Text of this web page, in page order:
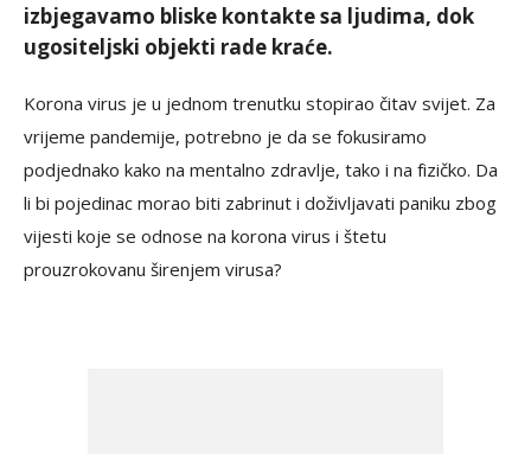
izbjegavamo bliske kontakte sa ljudima, dok
ugositeljski objekti rade kraće.
Korona virus je u jednom trenutku stopirao čitav svijet. Za
vrijeme pandemije, potrebno je da se fokusiramo
podjednako kako na mentalno zdravlje, tako i na fizičko. Da
li bi pojedinac morao biti zabrinut i doživljavati paniku zbog
vijesti koje se odnose na korona virus i štetu
prouzrokovanu širenjem virusa?